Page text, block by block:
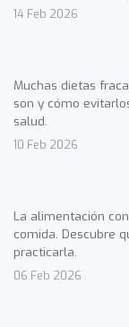
14 Feb 2026
Muchas dietas
son y cómo
salud.
10 Feb 2026
La alimentación
comida. Descubre
practicarla.
06 Feb 2026